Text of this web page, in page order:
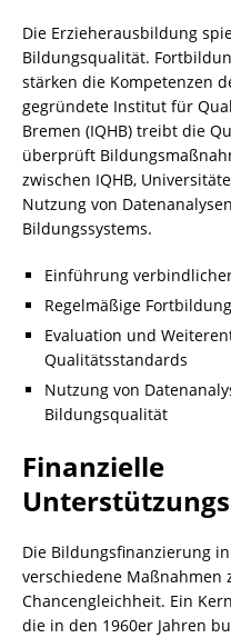
Die Erzieherausbildung
Bildungsqualität.
stärken die Kompetenzen
gegründete Institut für
Bremen (IQHB) treibt die
überprüft
zwischen IQHB,
Nutzung von
Bildungssystems.
Einführung
Regelmäßige
Evaluation und
Qualitätsstandards
Nutzung von
Bildungsqualität
Finanzielle
Die Bildungsfinanzierung
verschiedene Maßnahmen
Chancengleichheit. Ein
die in den 1960er Jahren